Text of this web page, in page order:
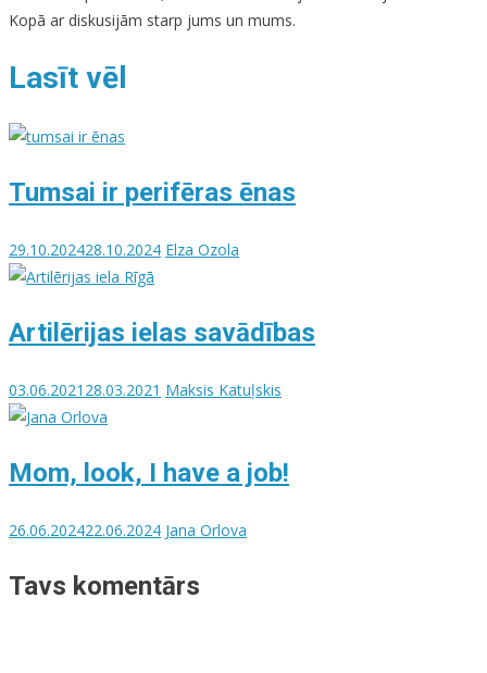
Kopā ar diskusijām starp jums un mums.
Lasīt vēl
Tumsai ir perifēras ēnas
29.10.202428.10.2024 Elza Ozola
Artilērijas ielas savādības
03.06.2021 28.03.2021 Maksis Katuļskis
Mom, look, I have a job!
26.06.202422.06.2024 Jana Orlova
Tavs komentārs